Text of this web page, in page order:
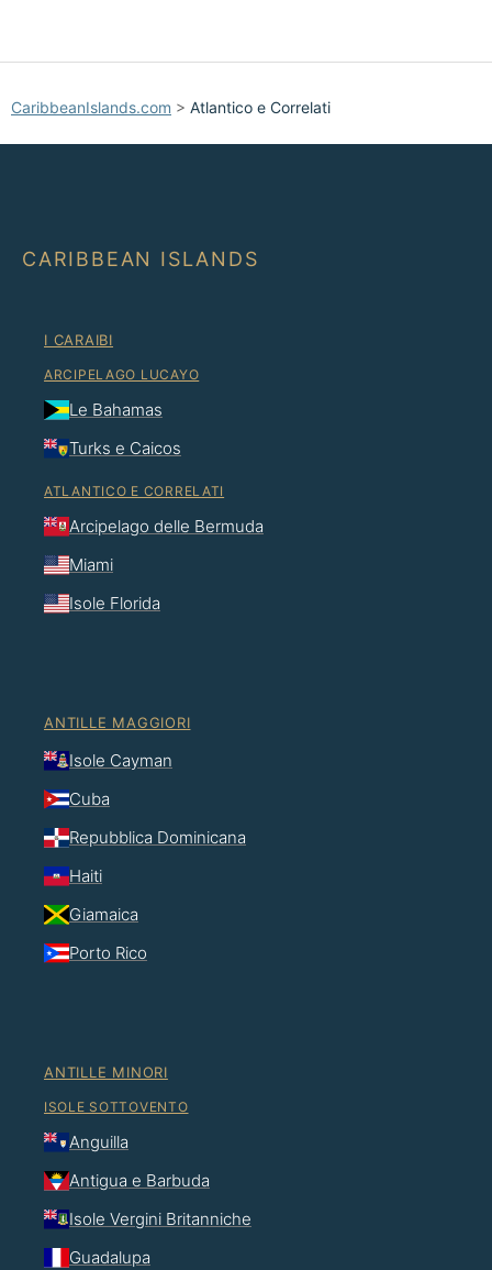
CaribbeanIslands.com > Atlantico e Correlati
CARIBBEAN ISLANDS
I CARAIBI
ARCIPELAGO LUCAYO
Le Bahamas
Turks e Caicos
ATLANTICO E CORRELATI
Arcipelago delle Bermuda
Miami
Isole Florida
ANTILLE MAGGIORI
Isole Cayman
Cuba
Repubblica Dominicana
Haiti
Giamaica
Porto Rico
ANTILLE MINORI
ISOLE SOTTOVENTO
Anguilla
Antigua e Barbuda
Isole Vergini Britanniche
Guadalupa